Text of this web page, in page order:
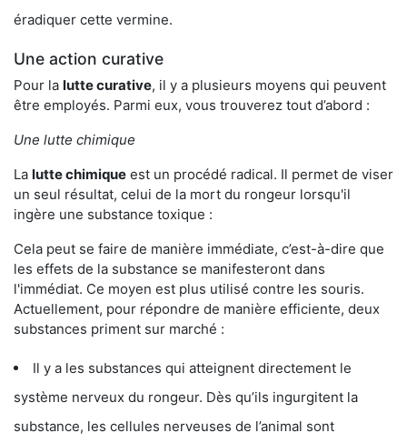
éradiquer cette vermine.
Une action curative
Pour la lutte curative, il y a plusieurs moyens qui peuvent
être employés. Parmi eux, vous trouverez tout d’abord :
Une lutte chimique
La lutte chimique est un procédé radical. Il permet de viser
un seul résultat, celui de la mort du rongeur lorsqu'il
ingère une substance toxique :
Cela peut se faire de manière immédiate, c’est-à-dire que
les effets de la substance se manifesteront dans
l'immédiat. Ce moyen est plus utilisé contre les souris.
Actuellement, pour répondre de manière efficiente, deux
substances priment sur marché :
Il y a les substances qui atteignent directement le
système nerveux du rongeur. Dès qu’ils ingurgitent la
substance, les cellules nerveuses de l’animal sont